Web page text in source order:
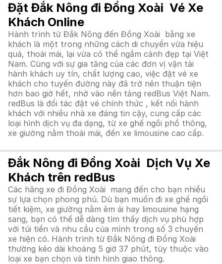
Đặt Đắk Nông đi Đồng Xoài Vé Xe
Khách Online
Hành trình từ Đắk Nông đến Đồng Xoài bằng xe
khách là một trong những cách di chuyển vừa hiệu
quả, thoải mái, lại vừa có thể ngắm cảnh đẹp tại Việt
Nam. Cùng với sự gia tăng của các đơn vị vận tải
hành khách uy tín, chất lượng cao, việc đặt vé xe
khách cho tuyến đường này đã trở nên thuận tiện
hơn bao giờ hết, nhờ vào nền tảng redBus Việt Nam.
redBus là đối tác đặt vé chính thức , kết nối hành
khách với nhiều nhà xe đáng tin cậy, cung cấp các
loại hình dịch vụ đa dạng, từ xe ghế ngồi phổ thông,
xe giường nằm thoải mái, đến xe limousine cao cấp.
Đắk Nông đi Đồng Xoài Dịch Vụ Xe
Khách trên redBus
Các hãng xe đi Đồng Xoài mang đến cho bạn nhiều
sự lựa chọn phong phú. Dù bạn muốn đi xe ghế ngồi
tiết kiệm, xe giường nằm êm ái hay limousine hạng
sang, bạn có thể dễ dàng tìm thấy dịch vụ phù hợp
với túi tiền và nhu cầu của mình trong số 3 chuyến
xe hiện có. Hành trình từ Đắk Nông đi Đồng Xoài
thường kéo dài khoảng 5 giờ 37 phút, tùy thuộc vào
loại xe bạn chọn và tình hình giao thông.